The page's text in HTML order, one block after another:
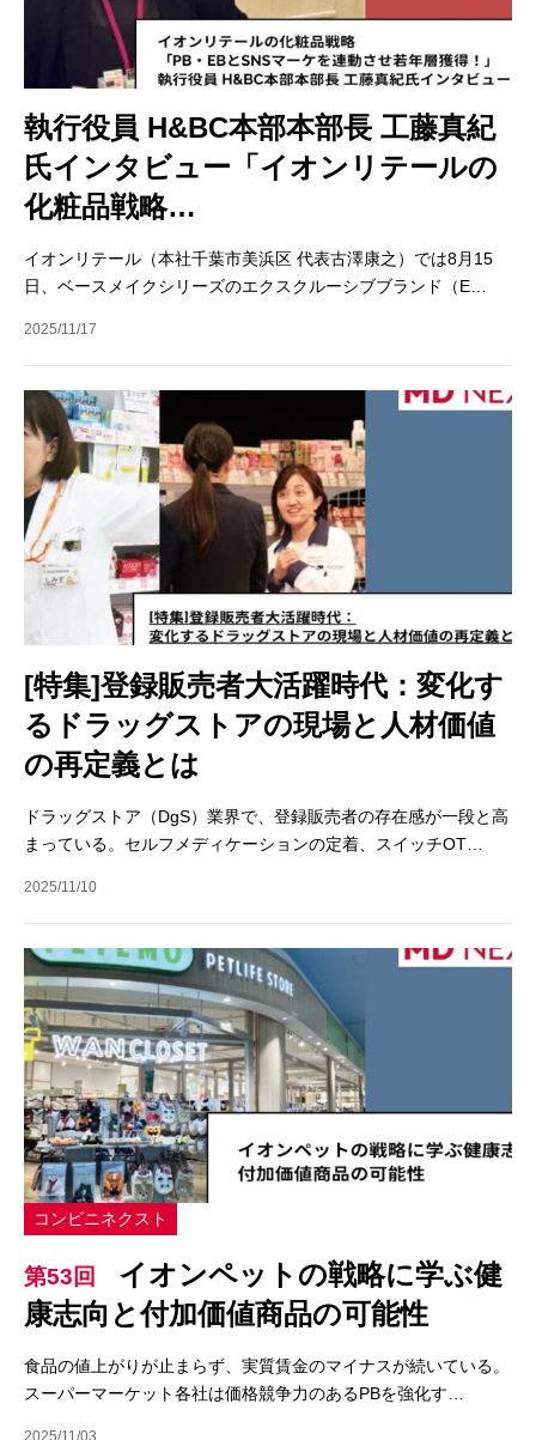
執行役員 H&BC本部本部長 工藤真紀
氏インタビュー「イオンリテールの
化粧品戦略…
イオンリテール（本社千葉市美浜区 代表古澤康之）では8月15
日、ベースメイクシリーズのエクスクルーシブブランド（E…
2025/11/17
[特集]登録販売者大活躍時代：変化す
るドラッグストアの現場と人材価値
の再定義とは
ドラッグストア（DgS）業界で、登録販売者の存在感が一段と高
まっている。セルフメディケーションの定着、スイッチOT…
2025/11/10
コンビニネクスト
第53回
イオンペットの戦略に学ぶ健
康志向と付加価値商品の可能性
食品の値上がりが止まらず、実質賃金のマイナスが続いている。
スーパーマーケット各社は価格競争力のあるPBを強化す…